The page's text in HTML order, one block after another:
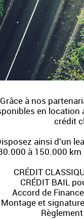
Grâce à nos
en location
crédit
ainsi d'un
à 150.000
CRÉDIT
CRÉDIT BAIL
Accord de
Montage et